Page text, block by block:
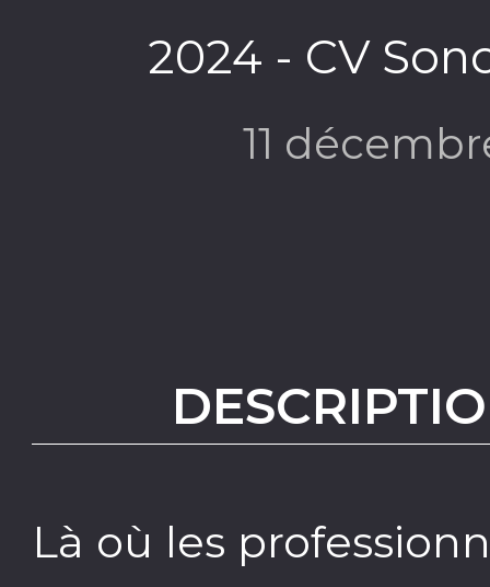
2024 - CV
11
Là où les